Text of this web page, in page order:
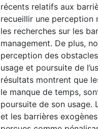
récents relatifs aux
recueillir une perception
les recherches sur les
management. De plus,
perception des
usage et poursuite de
résultats montrent que
le manque de temps,
poursuite de son usage.
et les barrières